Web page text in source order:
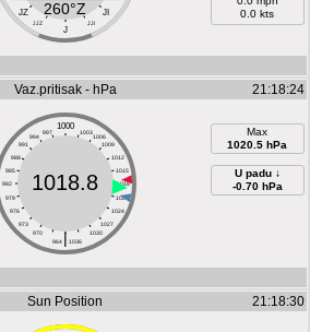
JZ
JI
J
JJZ JJI
260°Z
0.0 kts
Vaz.pritisak - hPa 21:18:24
1000
991 1009
982 1018
973 1027
997 1003
994 1006
988
1012
985
1015
979
1021
976
1024
970
1030
964
1036
|
1018.8
Max
1020.5 hPa
U padu ↓
-0.70 hPa
Sun Position 21:18:30